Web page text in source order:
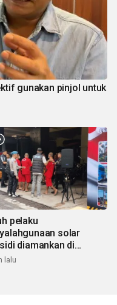
gunakan pinjol untuk
pelaku
solar
diamankan di
lalu